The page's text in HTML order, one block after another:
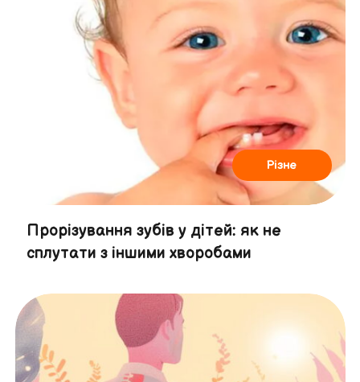
Різне
Прорізування зубів у дітей: як не
сплутати з іншими хворобами